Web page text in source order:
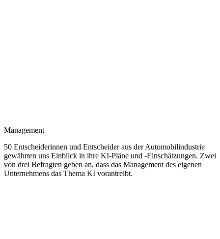
Management
50 Entscheiderinnen und Entscheider aus der Automobilindustrie
gewährten uns Einblick in ihre KI-Pläne und -Einschätzungen. Zwei
von drei Befragten geben an, dass das Management des eigenen
Unternehmens das Thema KI vorantreibt.